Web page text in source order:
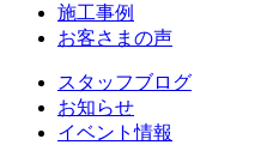
施工事例
お客さまの声
スタッフブログ
お知らせ
イベント情報